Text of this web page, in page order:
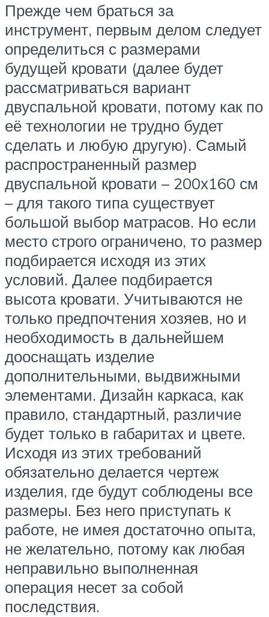
Прежде чем браться за
инструмент, первым делом следует
определиться с размерами
будущей кровати (далее будет
рассматриваться вариант
двуспальной кровати, потому как по
её технологии не трудно будет
сделать и любую другую). Самый
распространенный размер
двуспальной кровати – 200х160 см
– для такого типа существует
большой выбор матрасов. Но если
место строго ограничено, то размер
подбирается исходя из этих
условий. Далее подбирается
высота кровати. Учитываются не
только предпочтения хозяев, но и
необходимость в дальнейшем
дооснащать изделие
дополнительными, выдвижными
элементами. Дизайн каркаса, как
правило, стандартный, различие
будет только в габаритах и цвете.
Исходя из этих требований
обязательно делается чертеж
изделия, где будут соблюдены все
размеры. Без него приступать к
работе, не имея достаточно опыта,
не желательно, потому как любая
неправильно выполненная
операция несет за собой
последствия.